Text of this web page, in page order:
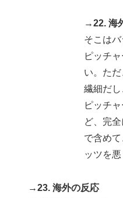
→22. 海
そこはバ
ピッチ
い。た
繊細だし
ピッチ
ど、完
で含め
ッツを
→23. 海外の反応